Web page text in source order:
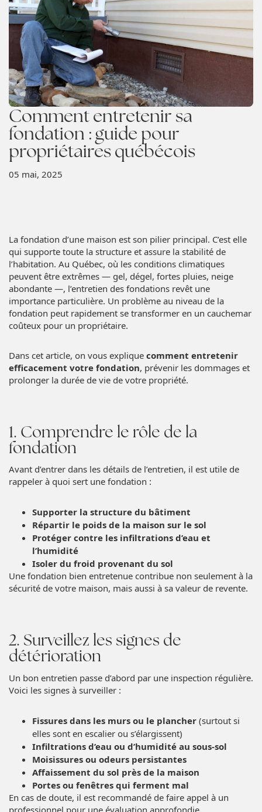
Comment entretenir sa
fondation : guide pour
propriétaires québécois
05 mai, 2025
La fondation d’une maison est son pilier principal. C’est elle
qui supporte toute la structure et assure la stabilité de
l’habitation. Au Québec, où les conditions climatiques
peuvent être extrêmes — gel, dégel, fortes pluies, neige
abondante —, l’entretien des fondations revêt une
importance particulière. Un problème au niveau de la
fondation peut rapidement se transformer en un cauchemar
coûteux pour un propriétaire.
Dans cet article, on vous explique comment entretenir
efficacement votre fondation, prévenir les dommages et
prolonger la durée de vie de votre propriété.
1. Comprendre le rôle de la
fondation
Avant d’entrer dans les détails de l’entretien, il est utile de
rappeler à quoi sert une fondation :
Supporter la structure du bâtiment
Répartir le poids de la maison sur le sol
Protéger contre les infiltrations d’eau et
l’humidité
Isoler du froid provenant du sol
Une fondation bien entretenue contribue non seulement à la
sécurité de votre maison, mais aussi à sa valeur de revente.
2. Surveillez les signes de
détérioration
Un bon entretien passe d’abord par une inspection régulière.
Voici les signes à surveiller :
Fissures dans les murs ou le plancher (surtout si
elles sont en escalier ou s’élargissent)
Infiltrations d’eau ou d’humidité au sous-sol
Moisissures ou odeurs persistantes
Affaissement du sol près de la maison
Portes ou fenêtres qui ferment mal
En cas de doute, il est recommandé de faire appel à un
professionnel pour une évaluation approfondie.